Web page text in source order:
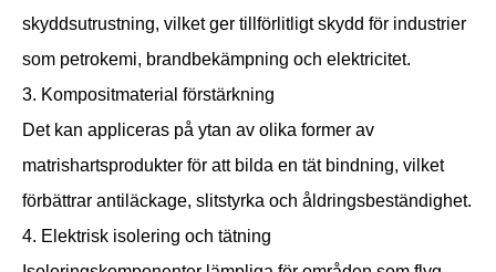
skyddsutrustning, vilket ger tillförlitligt skydd för industrier
som petrokemi, brandbekämpning och elektricitet.
3. Kompositmaterial förstärkning
Det kan appliceras på ytan av olika former av
matrishartsprodukter för att bilda en tät bindning, vilket
förbättrar antiläckage, slitstyrka och åldringsbeständighet.
4. Elektrisk isolering och tätning